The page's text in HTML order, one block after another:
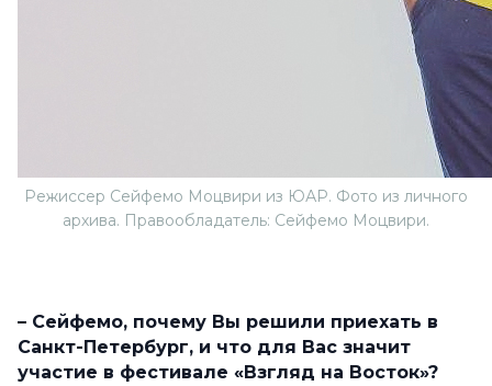
Режиссер Сейфемо Моцвири из ЮАР. Фото из личного
архива. Правообладатель: Сейфемо Моцвири.
– Сейфемо, почему Вы решили приехать в
Санкт-Петербург, и что для Вас значит
участие в фестивале «Взгляд на Восток»?